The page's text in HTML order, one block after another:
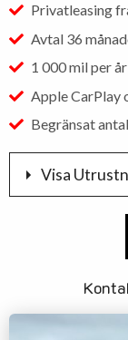
Privatleasing
Avtal 36
1 000 mil per
Apple CarPlay
Begränsat
Visa
ACC /
Aktiv